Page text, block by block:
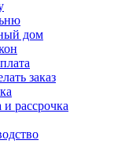
дом
заказ
рассрочка